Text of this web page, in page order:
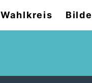
Wahlkreis